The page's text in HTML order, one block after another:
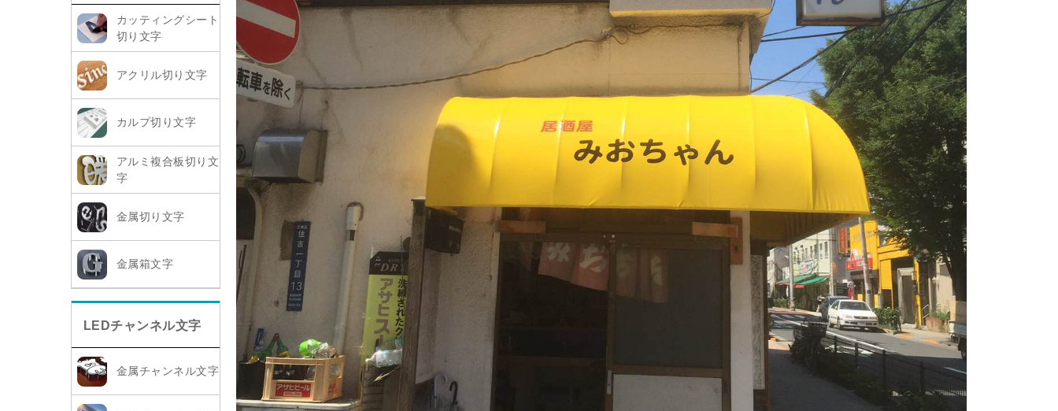
カッティングシート
切り文字
アクリル切り文字
カルプ切り文字
アルミ複合板切り文
字
金属切り文字
金属箱文字
LEDチャンネル文字
金属チャンネル文字